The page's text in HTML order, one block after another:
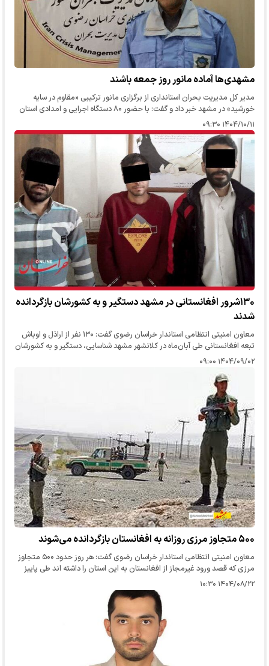
مشهدی‌ها آماده مانور روز جمعه باشند
مدیر کل مدیریت بحران استانداری از برگزاری مانور ترکیبی «مقاوم در سایه
خورشید» در مشهد خبر داد و گفت: با حضور ۸۰ دستگاه اجرایی و امدادی استان
روز جمعه ۱۲ دی‌ماه در اراضی کوهشار مشهد و با محوریت سنجش…
۱۴۰۴/۱۰/۱۱ ۰۹:۳۰
۱۳۰شرور افغانستانی در مشهد دستگیر و به کشورشان بازگردانده
شدند
معاون امنیتی انتظامی استاندار خراسان رضوی گفت: ۱۳۰ نفر از اراذل و اوباش
تبعه افغانستانی طی آبان‌ماه در کلانشهر مشهد شناسایی، دستگیر و به کشورشان
طرد شدند.
۱۴۰۴/۰۹/۰۲ ۰۹:۰۰
۵۰۰ متجاوز مرزی روزانه به افغانستان بازگردانده می‌شوند
معاون امنیتی انتظامی استاندار خراسان رضوی گفت: هر روز حدود ۵۰۰ متجاوز
مرزی که قصد ورود غیرمجاز از افغانستان به این استان را داشته اند طی پاییز
امسال دستگیر و به کشورشان بازگردانده شده‌اند.
۱۴۰۴/۰۸/۲۲ ۱۰:۳۰